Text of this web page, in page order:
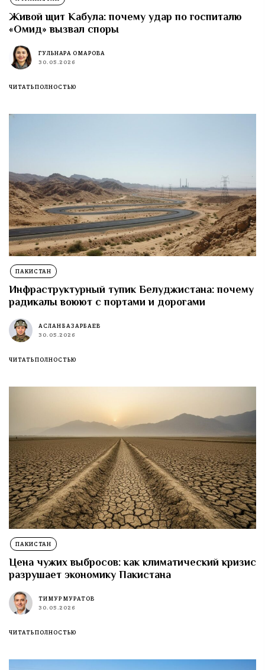
Живой щит Кабула: почему удар по госпиталю
«Омид» вызвал споры
ГУЛЬНАРА ОМАРОВА
30.05.2026
ЧИТАТЬ ПОЛНОСТЬЮ
ПАКИСТАН
Инфраструктурный тупик Белуджистана: почему
радикалы воюют с портами и дорогами
АСЛАН БАЗАРБАЕВ
30.05.2026
ЧИТАТЬ ПОЛНОСТЬЮ
ПАКИСТАН
Цена чужих выбросов: как климатический кризис
разрушает экономику Пакистана
ТИМУР МУРАТОВ
30.05.2026
ЧИТАТЬ ПОЛНОСТЬЮ